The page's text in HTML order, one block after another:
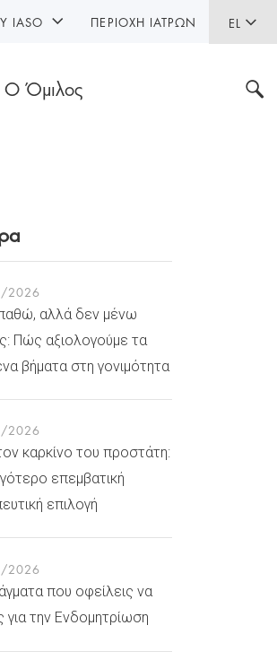
EL
Ο Όμιλος
IASO ΠΕΡΙΟΧΉ ΙΑΤΡΏΝ
2026
αλλά δεν μένω
Πώς αξιολογούμε τα
βήματα στη γονιμότητα
2026
καρκίνο του προστάτη:
επεμβατική
επιλογή
2026
που οφείλεις να
για την Ενδομητρίωση